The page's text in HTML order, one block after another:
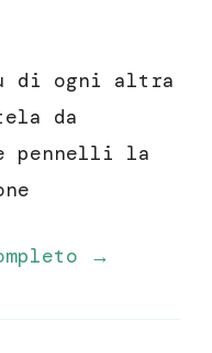
di ogni altra
da
pennelli la
→